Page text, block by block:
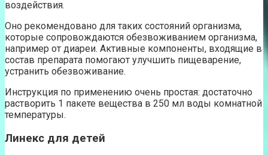
воздействия.
Оно рекомендовано для таких состояний организма,
которые сопровождаются обезвоживанием организма,
например от диареи. Активные компоненты, входящие в
состав препарата помогают улучшить пищеварение,
устранить обезвоживание.
Инструкция по применению очень простая: достаточно
растворить 1 пакете вещества в 250 мл воды комнатной
температуры.
Линекс для детей